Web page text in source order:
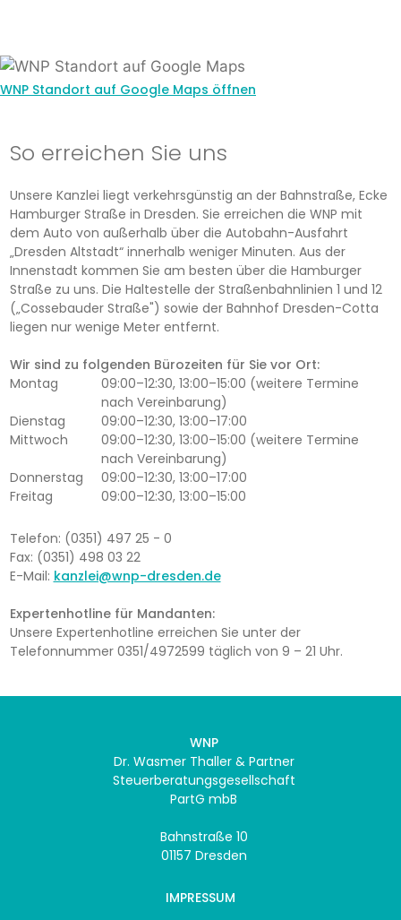
WNP Standort auf Google Maps öffnen
So erreichen Sie uns
Unsere Kanzlei liegt verkehrsgünstig an der Bahnstraße, Ecke
Hamburger Straße in Dresden. Sie erreichen die WNP mit
dem Auto von außerhalb über die Autobahn-Ausfahrt
„Dresden Altstadt“ innerhalb weniger Minuten. Aus der
Innenstadt kommen Sie am besten über die Hamburger
Straße zu uns. Die Haltestelle der Straßenbahnlinien 1 und 12
(„Cossebauder Straße") sowie der Bahnhof Dresden-Cotta
liegen nur wenige Meter entfernt.
Wir sind zu folgenden Bürozeiten für Sie vor Ort:
Montag
09:00–12:30, 13:00–15:00 (weitere Termine
nach Vereinbarung)
Dienstag
09:00–12:30, 13:00–17:00
Mittwoch
09:00–12:30, 13:00–15:00 (weitere Termine
nach Vereinbarung)
Donnerstag
09:00–12:30, 13:00–17:00
Freitag
09:00–12:30, 13:00–15:00
Telefon: (0351) 497 25 - 0
Fax: (0351) 498 03 22
E-Mail: kanzlei@wnp-dresden.de
Expertenhotline für Mandanten:
Unsere Expertenhotline erreichen Sie unter der
Telefonnummer 0351/4972599 täglich von 9 – 21 Uhr.
WNP
Dr. Wasmer Thaller & Partner
Steuerberatungsgesellschaft
PartG mbB
Bahnstraße 10
01157 Dresden
IMPRESSUM